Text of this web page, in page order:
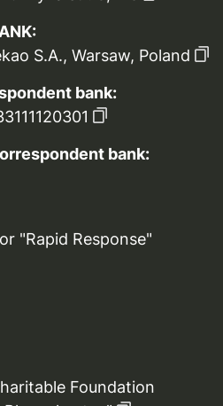
S.A., Warsaw, Poland
bank:
bank:
"Rapid Response"
Foundation